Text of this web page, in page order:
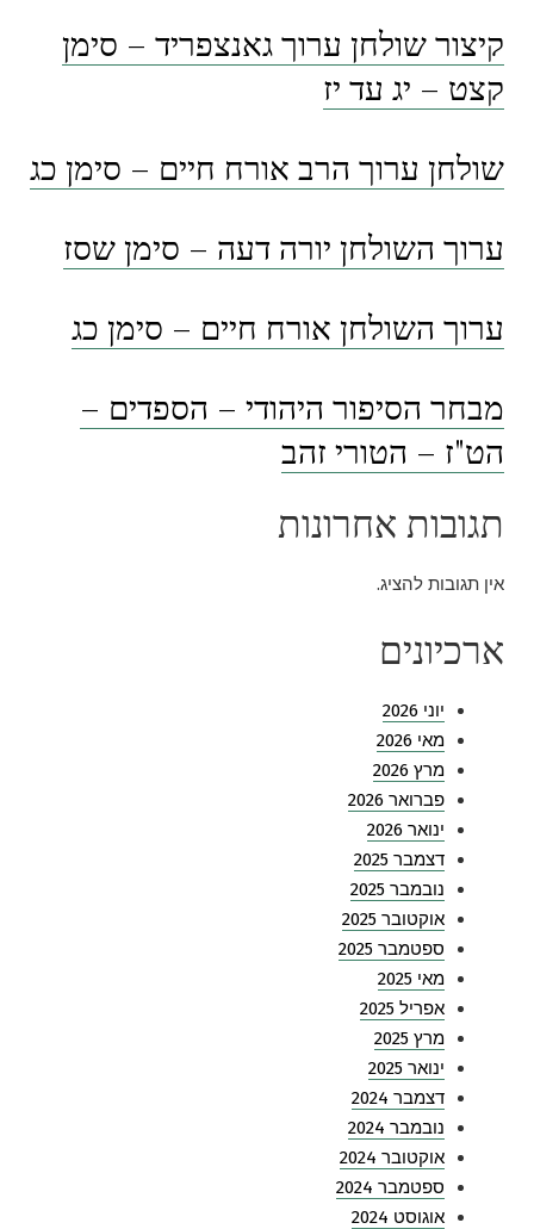
קיצור שולחן ערוך גאנצפריד – סימן
קצט – יג עד יז
שולחן ערוך הרב אורח חיים – סימן כג
ערוך השולחן יורה דעה – סימן שסז
ערוך השולחן אורח חיים – סימן כג
מבחר הסיפור היהודי – הספדים –
הט"ז – הטורי זהב
תגובות אחרונות
אין תגובות להציג.
ארכיונים
יוני 2026
מאי 2026
מרץ 2026
פברואר 2026
ינואר 2026
דצמבר 2025
נובמבר 2025
אוקטובר 2025
ספטמבר 2025
מאי 2025
אפריל 2025
מרץ 2025
ינואר 2025
דצמבר 2024
נובמבר 2024
אוקטובר 2024
ספטמבר 2024
אוגוסט 2024